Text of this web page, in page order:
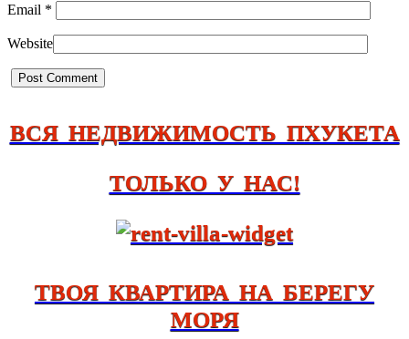
Email *
Website
ВСЯ НЕДВИЖИМОСТЬ ПХУКЕТА
ТОЛЬКО У НАС!
ТВОЯ КВАРТИРА НА БЕРЕГУ
МОРЯ